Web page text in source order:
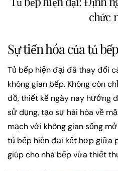
chức
Sự tiến hóa của tủ
Tủ bếp hiện đại đã thay đổi
không gian bếp. Không còn
đồ, thiết kế ngày nay hướng
sử dụng, tạo sự hài hòa về
mạch với không gian sống
tủ bếp hiện đại kết hợp giữa
giúp cho nhà bếp vừa thiết